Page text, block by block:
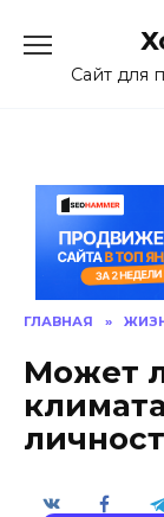
contentСайт для
ГЛАВНАЯ »
Может